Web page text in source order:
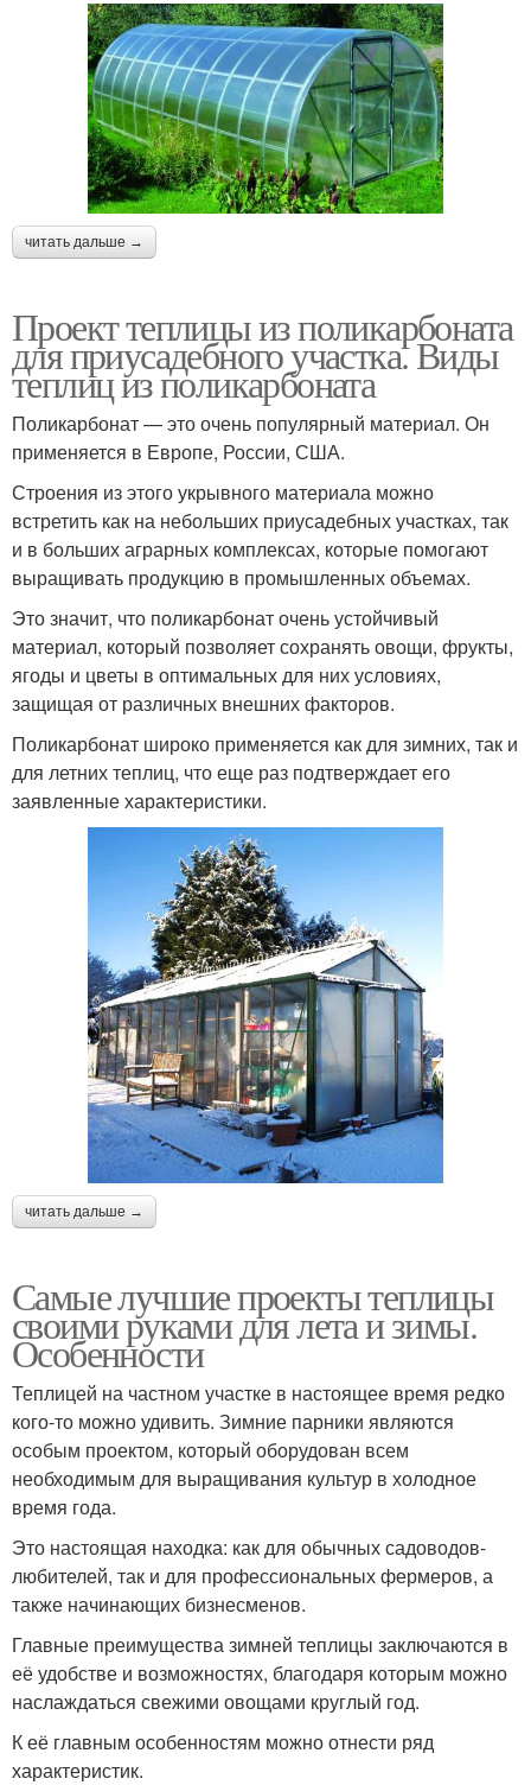
читать дальше →
Проект теплицы из поликарбоната
для приусадебного участка. Виды
теплиц из поликарбоната
Поликарбонат — это очень популярный материал. Он
применяется в Европе, России, США.
Строения из этого укрывного материала можно
встретить как на небольших приусадебных участках, так
и в больших аграрных комплексах, которые помогают
выращивать продукцию в промышленных объемах.
Это значит, что поликарбонат очень устойчивый
материал, который позволяет сохранять овощи, фрукты,
ягоды и цветы в оптимальных для них условиях,
защищая от различных внешних факторов.
Поликарбонат широко применяется как для зимних, так и
для летних теплиц, что еще раз подтверждает его
заявленные характеристики.
читать дальше →
Самые лучшие проекты теплицы
своими руками для лета и зимы.
Особенности
Теплицей на частном участке в настоящее время редко
кого-то можно удивить. Зимние парники являются
особым проектом, который оборудован всем
необходимым для выращивания культур в холодное
время года.
Это настоящая находка: как для обычных садоводов-
любителей, так и для профессиональных фермеров, а
также начинающих бизнесменов.
Главные преимущества зимней теплицы заключаются в
её удобстве и возможностях, благодаря которым можно
наслаждаться свежими овощами круглый год.
К её главным особенностям можно отнести ряд
характеристик.